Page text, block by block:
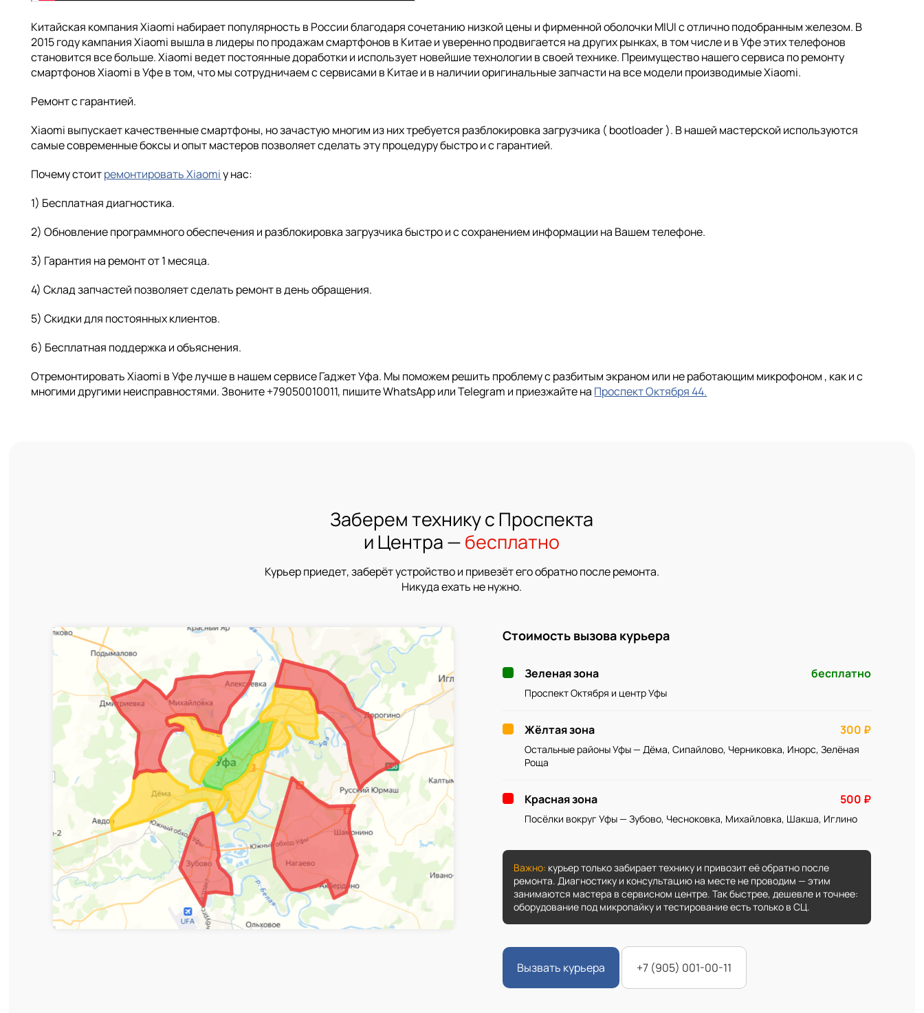
Китайская компания Xiaomi набирает популярность в России благодаря сочетанию низкой цены и фирменной оболочки MIUI с отлично подобранным железом. В
2015 году кампания Xiaomi вышла в лидеры по продажам смартфонов в Китае и уверенно продвигается на других рынках, в том числе и в Уфе этих телефонов
становится все больше. Xiaomi ведет постоянные доработки и использует новейшие технологии в своей технике. Преимущество нашего сервиса по ремонту
смартфонов Xiaomi в Уфе в том, что мы сотрудничаем с сервисами в Китае и в наличии оригинальные запчасти на все модели производимые Xiaomi.
Ремонт с гарантией.
Xiaomi выпускает качественные смартфоны, но зачастую многим из них требуется разблокировка загрузчика ( bootloader ). В нашей мастерской используются
самые современные боксы и опыт мастеров позволяет сделать эту процедуру быстро и с гарантией.
Почему стоитремонтировать Xiaomiу нас:
1) Бесплатная диагностика.
2) Обновление программного обеспечения и разблокировка загрузчика быстро и с сохранением информации на Вашем телефоне.
3) Гарантия на ремонт от 1 месяца.
4) Склад запчастей позволяет сделать ремонт в день обращения.
5) Скидки для постоянных клиентов.
6) Бесплатная поддержка и объяснения.
Отремонтировать Xiaomi в Уфе лучше в нашем сервисе Гаджет Уфа. Мы поможем решить проблему с разбитым экраном или не работающим микрофоном , как и с
многими другими неисправностями. Звоните +79050010011, пишите WhatsApp или Telegram и приезжайте на Проспект Октября 44.
Заберем технику с Проспекта
и Центра —бесплатно
Курьер приедет, заберёт устройство и привезёт его обратно после ремонта.
Никуда ехать не нужно.
Стоимость вызова курьера
Зеленая зона бесплатно
Проспект Октября и центр Уфы
Жёлтая зона 300 ₽
Остальные районы Уфы — Дёма, Сипайлово, Черниковка, Инорс, Зелёная
Роща
Красная зона 500 ₽
Посёлки вокруг Уфы — Зубово, Чесноковка, Михайловка, Шакша, Иглино
Важно: курьер только забирает технику и привозит её обратно после
ремонта. Диагностику и консультацию на месте не проводим — этим
занимаются мастера в сервисном центре. Так быстрее, дешевле и точнее:
оборудование под микропайку и тестирование есть только в СЦ.
Вызвать курьера +7 (905) 001-00-11